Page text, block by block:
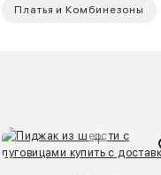
Платья и Комбинезоны